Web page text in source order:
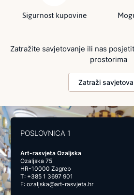
Sigurnost kupovine
Zatražite savjetovanje ili nas
prostorima
Zatraži
POSLOVNICA 1
Art-rasvjeta Ozaljska
Ozaljska 75
HR-10000 Zagreb
T: +385 1 3697 901
E:ozaljska@art-rasvjeta.hr